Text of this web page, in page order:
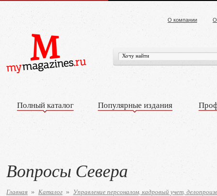
О компании
Полный каталог Популярные издания
Вопросы Севера
Главная » Каталог » Управление персоналом, кадровый учет,